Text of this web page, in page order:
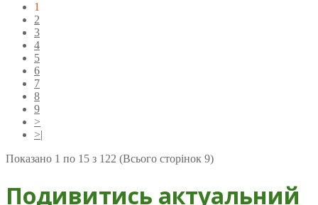
1
2
3
4
5
6
7
8
9
>
>|
Показано 1 по 15 з 122 (Всього сторінок 9)
Подивитись актуальний